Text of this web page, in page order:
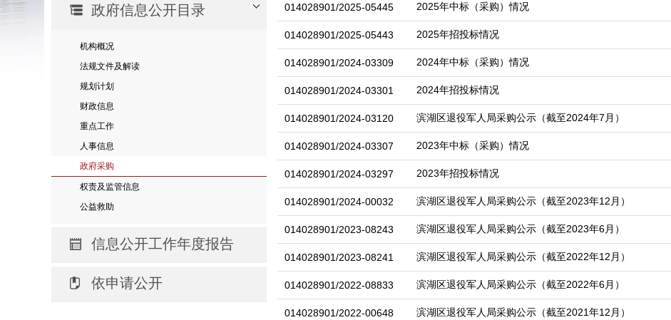
政府信息公开目录
机构概况
法规文件及解读
规划计划
财政信息
重点工作
人事信息
政府采购
权责及监管信息
公益救助
信息公开工作年度报告
依申请公开
014028901/2025-05445 2025年中标（采购）情况
014028901/2025-05443 2025年招投标情况
014028901/2024-03309 2024年中标（采购）情况
014028901/2024-03301 2024年招投标情况
014028901/2024-03120 滨湖区退役军人局采购公示（截至2024年7月）
014028901/2024-03307 2023年中标（采购）情况
014028901/2024-03297 2023年招投标情况
014028901/2024-00032 滨湖区退役军人局采购公示（截至2023年12月）
014028901/2023-08243 滨湖区退役军人局采购公示（截至2023年6月）
014028901/2023-08241 滨湖区退役军人局采购公示（截至2022年12月）
014028901/2022-08833 滨湖区退役军人局采购公示（截至2022年6月）
014028901/2022-00648 滨湖区退役军人局采购公示（截至2021年12月）